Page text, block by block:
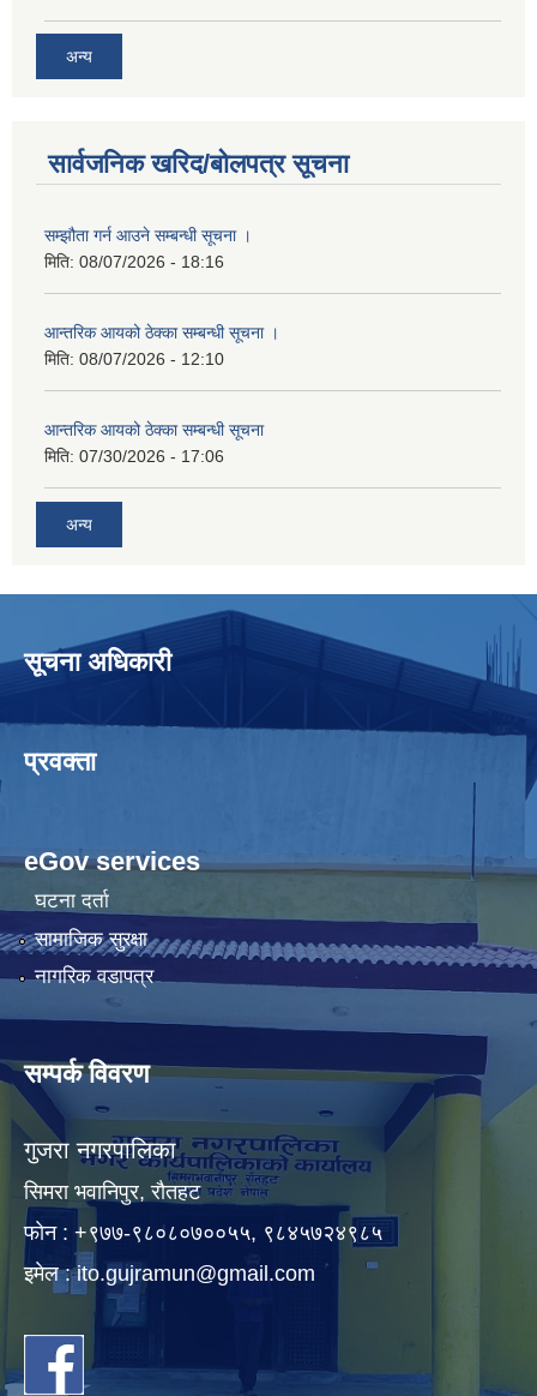
अन्य
सार्वजनिक खरिद/बोलपत्र सूचना
सम्झौता गर्न आउने सम्बन्धी सूचना ।
मिति: 08/07/2026 - 18:16
आन्तरिक आयको ठेक्का सम्बन्धी सूचना ।
मिति: 08/07/2026 - 12:10
आन्तरिक आयको ठेक्का सम्बन्धी सूचना
मिति: 07/30/2026 - 17:06
अन्य
सूचना अधिकारी
प्रवक्ता
eGov services
घटना दर्ता
सामाजिक सुरक्षा
नागरिक वडापत्र
सम्पर्क विवरण
गुजरा नगरपालिका
सिमरा भवानिपुर, राैतहट
फाेन : +९७७-९८०८०७००५५, ९८४५७२४९८५
इमेल :ito.gujramun@gmail.com